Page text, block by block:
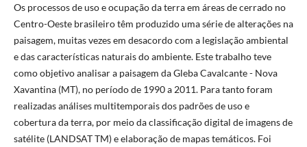
Os processos de uso e ocupação da terra em áreas de cerrado no
Centro-Oeste brasileiro têm produzido uma série de alterações na
paisagem, muitas vezes em desacordo com a legislação ambiental
e das características naturais do ambiente. Este trabalho teve
como objetivo analisar a paisagem da Gleba Cavalcante - Nova
Xavantina (MT), no período de 1990 a 2011. Para tanto foram
realizadas análises multitemporais dos padrões de uso e
cobertura da terra, por meio da classificação digital de imagens de
satélite (LANDSAT TM) e elaboração de mapas temáticos. Foi